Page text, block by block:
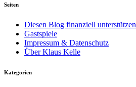
Seiten
Diesen Blog finanziell unterstützen
Gastspiele
Impressum & Datenschutz
Über Klaus Kelle
Kategorien